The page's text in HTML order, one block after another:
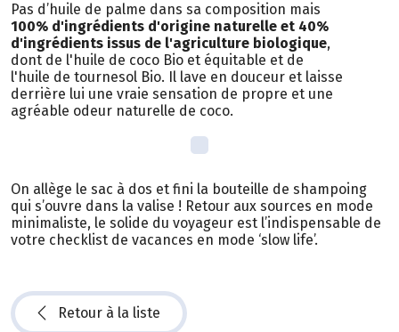
Pas d’huile de palme dans sa composition mais
100% d'ingrédients d'origine naturelle et 40%
d'ingrédients issus de l'agriculture biologique,
dont de l'huile de coco Bio et équitable et de
l'huile de tournesol Bio. Il lave en douceur et laisse
derrière lui une vraie sensation de propre et une
agréable odeur naturelle de coco.
On allège le sac à dos et fini la bouteille de shampoing
qui s’ouvre dans la valise ! Retour aux sources en mode
minimaliste, le solide du voyageur est l’indispensable de
votre checklist de vacances en mode ‘slow life’.
Retour à la liste